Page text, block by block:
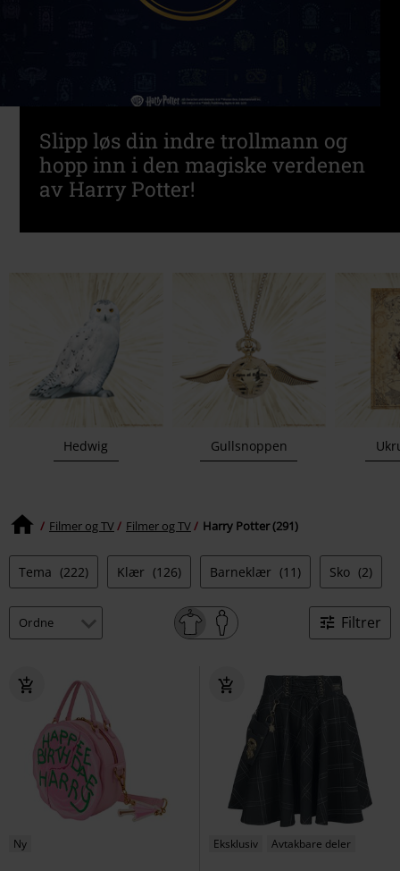
Slipp løs din indre trollmann og
hopp inn i den magiske verdenen
av Harry Potter!
Hedwig Gullsnoppen
Filmer og TV Filmer og TV Harry Potter (291)
Tema (222) Klær (126) Barneklær (11) Sko (2)
Filtrer
Ny Eksklusiv Avtakbare deler